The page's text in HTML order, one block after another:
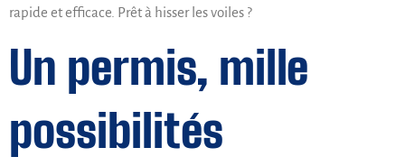
rapide et efficace. Prêt à hisser les voiles ?
Un permis, mille
possibilités